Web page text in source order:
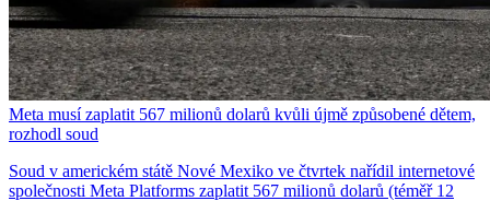
Meta musí zaplatit 567 milionů dolarů kvůli újmě způsobené dětem,
rozhodl soud
Soud v americkém státě Nové Mexiko ve čtvrtek nařídil internetové
společnosti Meta Platforms zaplatit 567 milionů dolarů (téměř 12